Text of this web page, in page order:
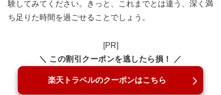
験してみてください。きっと、これまでとは違う、深く満
ち足りた時間を過ごせることでしょう。
[PR]
＼ この割引クーポンを逃したら損！ ／
楽天トラベルのクーポンはこちら